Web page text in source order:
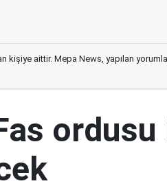
kişiye aittir. Mepa News, yapılan